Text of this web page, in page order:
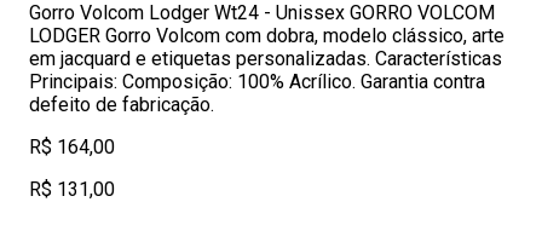
Gorro Volcom Lodger Wt24 - Unissex GORRO VOLCOM
LODGER Gorro Volcom com dobra, modelo clássico, arte
em jacquard e etiquetas personalizadas. Características
Principais: Composição: 100% Acrílico. Garantia contra
defeito de fabricação.
R$ 164,00
R$ 131,00